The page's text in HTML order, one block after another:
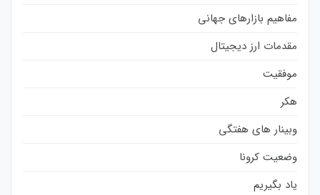
مفاهیم بازارهای جهانی
مقدمات ارز دیجیتال
موفقیت
هکر
وبینار های هفتگی
وضعیت کرونا
یاد بگیریم